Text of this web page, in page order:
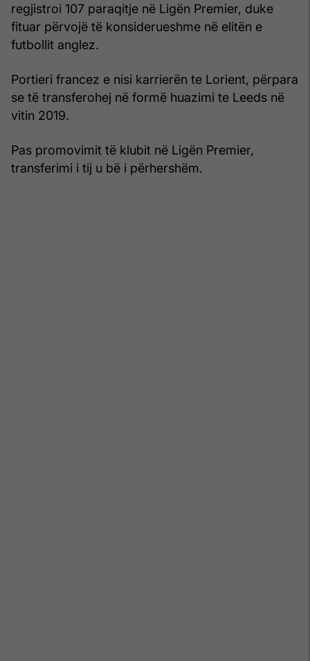
regjistroi 107 paraqitje në Ligën Premier, duke
fituar përvojë të konsiderueshme në elitën e
futbollit anglez.
Portieri francez e nisi karrierën te Lorient, përpara
se të transferohej në formë huazimi te Leeds në
vitin 2019.
Pas promovimit të klubit në Ligën Premier,
transferimi i tij u bë i përhershëm.